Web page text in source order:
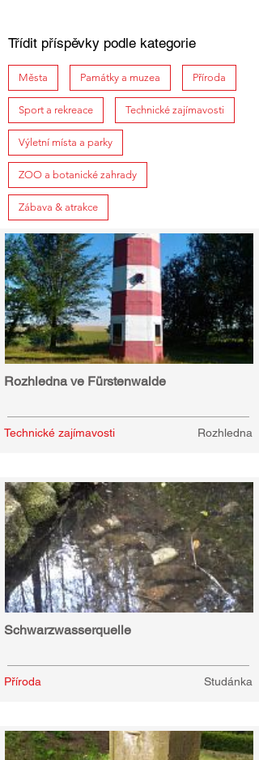
Třídit příspěvky podle kategorie
Města Památky a muzea Příroda
Sport a rekreace Technické zajímavosti
Výletní místa a parky
ZOO a botanické zahrady
Zábava & atrakce
Rozhledna ve Fürstenwalde
Technické zajímavosti Rozhledna
Schwarzwasserquelle
Příroda Studánka